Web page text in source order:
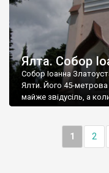
Ялта. Собор
Собор Іоанна
Ялти. Його 45-метрова
майже звідусіль, а
1 2